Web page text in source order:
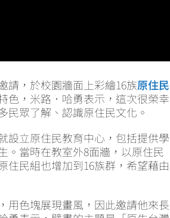
請，於校園牆面上彩繪16族原住民
色，米路．哈勇表示，這次很榮幸
民眾了解、認識原住民文化。
設立原住民教育中心，包括提供學
。當時在教室外8面牆，以原住民
住民組也增加到16族群，希望藉由
用色塊展現畫風，因此邀請他來長